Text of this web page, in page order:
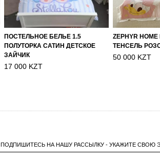
ПОСТЕЛЬНОЕ БЕЛЬЕ 1.5
ПОЛУТОРКА САТИН ДЕТСКОЕ
ЗАЙЧИК
17 000 KZT
ZEPHYR
ТЕНСЕЛЬ
50 000 KZT
ПОДПИШИТЕСЬ НА НАШУ РАССЫЛКУ - УКАЖИТЕ СВОЮ